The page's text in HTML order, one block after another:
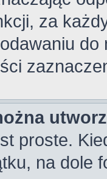
za
proste.
na dole